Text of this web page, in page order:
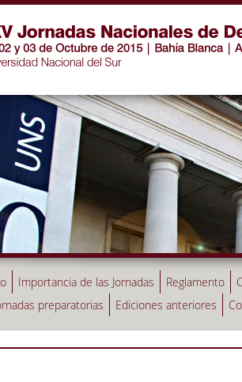
Importancia de las Jornadas Reglamento
preparatorias Ediciones anteriores